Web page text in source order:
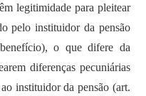
legitimidade para pleitear
pelo instituidor da pensão
o que difere da
diferenças pecuniárias
instituidor da pensão (art.